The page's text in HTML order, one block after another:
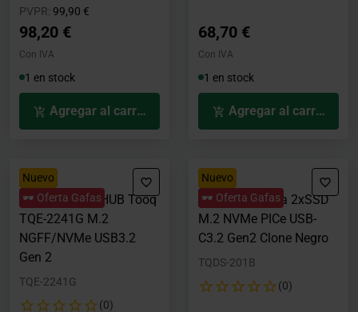
PVPR: Precio rebajado desde
99,90 €
98,20 €
Con IVA
1 en stock
Agregar al carrito
68,70 €
Con IVA
1 en stock
Agregar al carrito
Nuevo
🕶️ Oferta Gafas
Caja SSD con HUB Tooq
TQE-2241G M.2
NGFF/NVMe USB3.2
Gen 2
TQE-2241G
(0)
Nuevo
🕶️ Oferta Gafas
Dock Tooq para 2xSSD
M.2 NVMe PICe USB-
C3.2 Gen2 Clone Negro
TQDS-201B
(0)